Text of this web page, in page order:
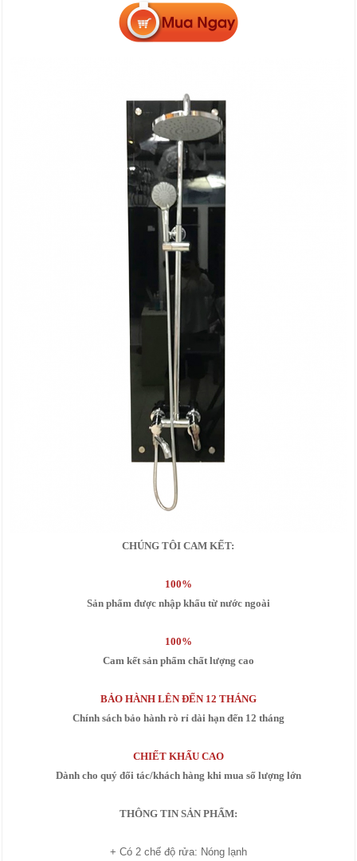
CHÚNG TÔI CAM KẾT:
100%
Sản phẩm được nhập khẩu từ nước ngoài
100%
Cam kết sản phẩm chất lượng cao
BẢO HÀNH LÊN ĐẾN 12 THÁNG
Chính sách bảo hành rò rỉ dài hạn đến 12 tháng
CHIẾT KHẤU CAO
Dành cho quý đối tác/khách hàng khi mua số lượng lớn
THÔNG TIN SẢN PHẨM:
+ Có 2 chế độ rửa: Nóng lạnh